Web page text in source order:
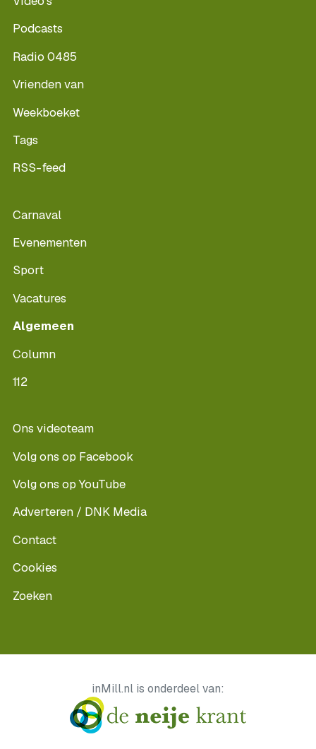
Podcasts
Radio 0485
Vrienden van
Weekboeket
Tags
RSS-feed
Carnaval
Evenementen
Sport
Vacatures
Algemeen
Column
112
Ons videoteam
Volg ons op Facebook
Volg ons op YouTube
Adverteren / DNK Media
Contact
Cookies
Zoeken
inMill.nl is onderdeel van: